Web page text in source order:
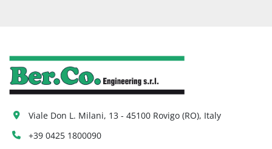
Viale Don L. Milani, 13 - 45100 Rovigo (RO), Italy
+39 0425 1800090